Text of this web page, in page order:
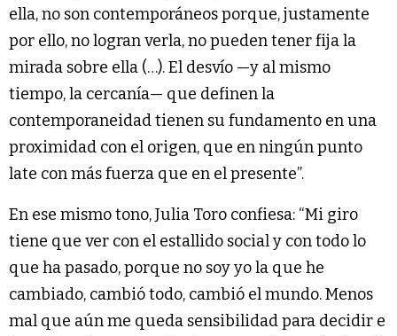
ella, no son contemporáneos porque, justamente
por ello, no logran verla, no pueden tener fija la
mirada sobre ella (…). El desvío —y al mismo
tiempo, la cercanía— que definen la
contemporaneidad tienen su fundamento en una
proximidad con el origen, que en ningún punto
late con más fuerza que en el presente”.
En ese mismo tono, Julia Toro confiesa: “Mi giro
tiene que ver con el estallido social y con todo lo
que ha pasado, porque no soy yo la que he
cambiado, cambió todo, cambió el mundo. Menos
mal que aún me queda sensibilidad para decidir e